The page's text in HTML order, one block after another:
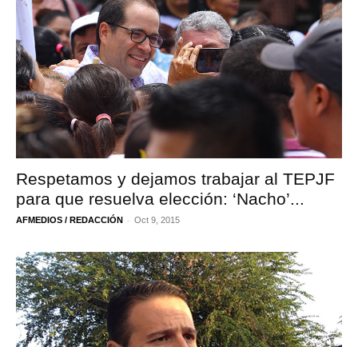
Respetamos y dejamos trabajar al TEPJF
para que resuelva elección: ‘Nacho’...
AFMEDIOS / REDACCIÓN - Oct 9, 2015